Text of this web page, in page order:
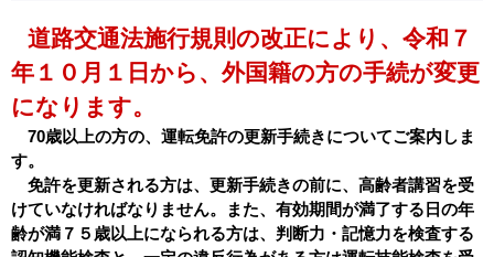
道路交通法施行規則の改正により、令和７
年１０月１日から、外国籍の方の手続が変更
になります。
70歳以上の方の、運転免許の更新手続きについてご案内しま
す。
免許を更新される方は、更新手続きの前に、高齢者講習を受
けていなければなりません。また、有効期間が満了する日の年
齢が満７５歳以上になられる方は、判断力・記憶力を検査する